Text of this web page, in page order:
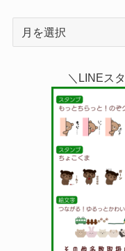
＼LINEス